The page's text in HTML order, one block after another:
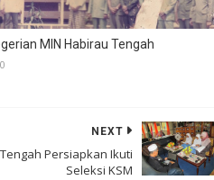
MIN Habirau Tengah
0
NEXT
Persiapkan Ikuti
Seleksi KSM